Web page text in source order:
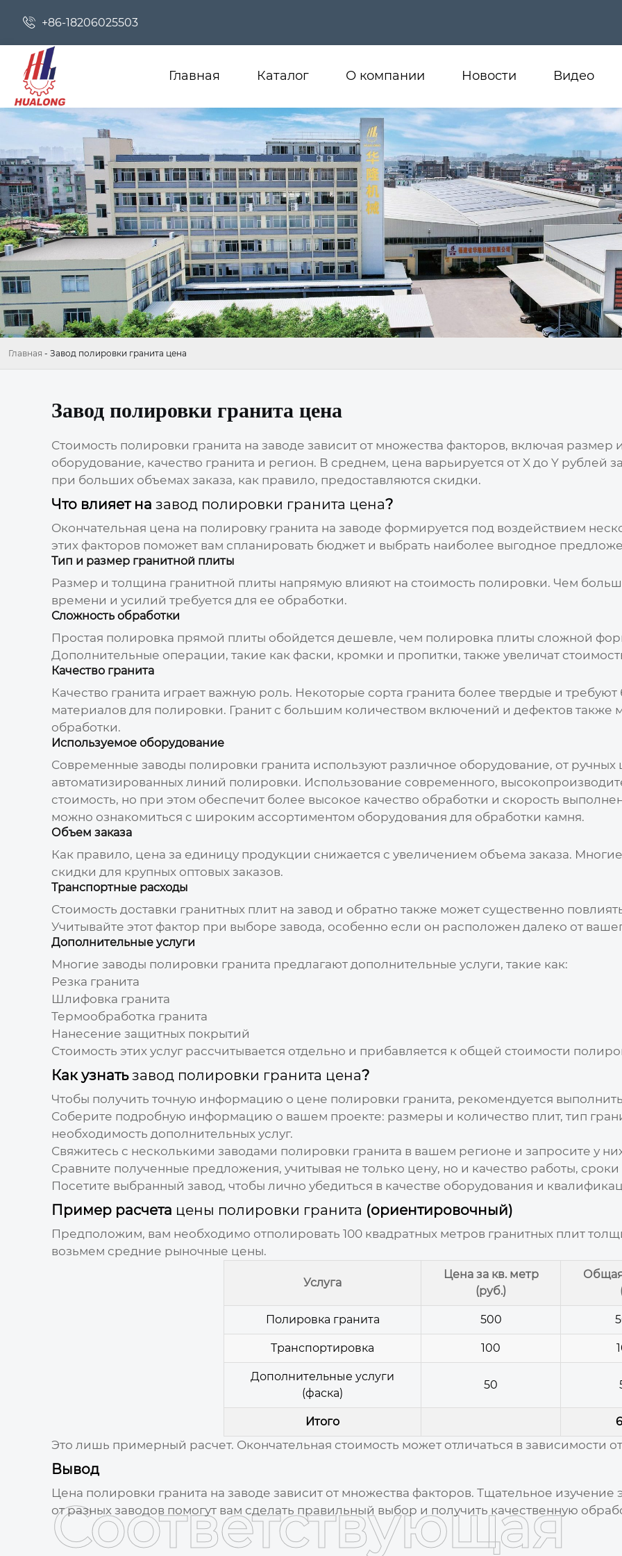
 +86-18206025503
Главная Каталог О компании Новости Видео
Главная - Завод полировки гранита цена
Завод полировки гранита цена
Стоимость полировки гранита на заводе зависит от множества факторов, включая размер
оборудование, качество гранита и регион. В среднем, цена варьируется от X до Y рублей
при больших объемах заказа, как правило, предоставляются скидки.
Что влияет на завод полировки гранита цена?
Окончательная цена на полировку гранита на заводе формируется под воздействием
этих факторов поможет вам спланировать бюджет и выбрать наиболее выгодное
Тип и размер гранитной плиты
Размер и толщина гранитной плиты напрямую влияют на стоимость полировки. Чем
времени и усилий требуется для ее обработки.
Сложность обработки
Простая полировка прямой плиты обойдется дешевле, чем полировка плиты сложной
Дополнительные операции, такие как фаски, кромки и пропитки, также увеличат
Качество гранита
Качество гранита играет важную роль. Некоторые сорта гранита более твердые и
материалов для полировки. Гранит с большим количеством включений и дефектов также
обработки.
Используемое оборудование
Современные заводы полировки гранита используют различное оборудование, от
автоматизированных линий полировки. Использование современного,
стоимость, но при этом обеспечит более высокое качество обработки и скорость
можно ознакомиться с широким ассортиментом оборудования для обработки камня.
Объем заказа
Как правило, цена за единицу продукции снижается с увеличением объема заказа.
скидки для крупных оптовых заказов.
Транспортные расходы
Стоимость доставки гранитных плит на завод и обратно также может существенно
Учитывайте этот фактор при выборе завода, особенно если он расположен далеко от
Дополнительные услуги
Многие заводы полировки гранита предлагают дополнительные услуги, такие как:
Резка гранита
Шлифовка гранита
Термообработка гранита
Нанесение защитных покрытий
Стоимость этих услуг рассчитывается отдельно и прибавляется к общей стоимости
Как узнатьзавод полировки гранита цена?
Чтобы получить точную информацию о цене полировки гранита, рекомендуется
Соберите подробную информацию о вашем проекте: размеры и количество плит, тип
необходимость дополнительных услуг.
Свяжитесь с несколькими заводами полировки гранита в вашем регионе и запросите у
Сравните полученные предложения, учитывая не только цену, но и качество работы,
Посетите выбранный завод, чтобы лично убедиться в качестве оборудования и
Пример расчета цены полировки гранита (ориентировочный)
Предположим, вам необходимо отполировать 100 квадратных метров гранитных плит
возьмем средние рыночные цены.
Услуга
Цена за кв. метр
(руб.)
Полировка гранита 500
Транспортировка 100
Дополнительные услуги
(фаска)
50
Итого
Это лишь примерный расчет. Окончательная стоимость может отличаться в зависимости
Вывод
Цена полировки гранита на заводе зависит от множества факторов. Тщательное
от разных заводовпомогут вам сделать правильный выбор и получить качественную
Соответствующая